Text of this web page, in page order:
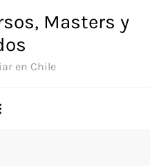
Masters y
en Chile